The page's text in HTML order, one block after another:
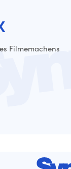
Filmemachens